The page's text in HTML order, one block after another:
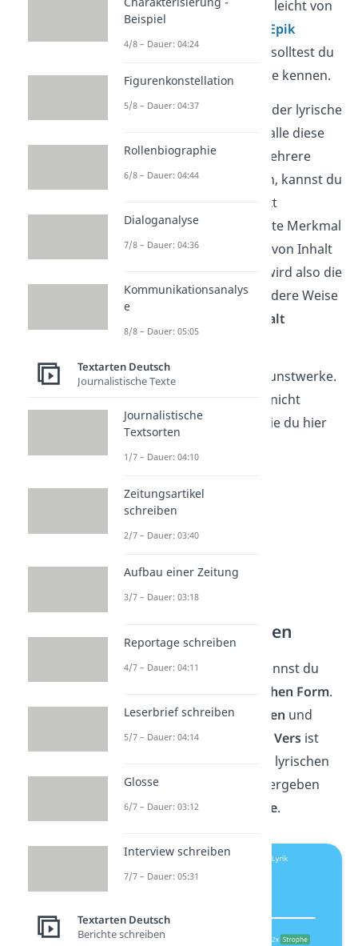
Damit du die Lyrik ganz leicht von
derDramatik
Epik
unterscheiden kannst, solltest du
ihre typischen Merkmale kennen.
Allerdings weist nicht jeder lyrische
Text, der dir begegnet, alle diese
Merkmale auf. Wenn mehrere
Eigenschaften zutreffen, kannst du
von einem lyrischen Text
ausgehen. Das wichtigste Merkmal
ist dasZusammenspiel
von Inhalt
und Form. In der Lyrik wird also die
Spracheauf eine besondere Weise
Inhalt
auszudrücken
Merke: Gedichte sind Kunstwerke.
Deshalb halten sie sich nicht
immer an alle Regeln, die du hier
Verse und Strophen
Viele lyrische Texte erkennst du
äußerlichen Form.
Denn sie sind inStrophen und
Versenangeordnet. Ein Versist
eine Zeile innerhalb des lyrischen
Textes. Mehrere Zeilen ergeben
zusammen eine
Strophe.
Beispiel
4/8 – Dauer: 04:24
Figurenkonstellation
5/8 – Dauer: 04:37
Rollenbiographie
6/8 – Dauer: 04:44
Dialoganalyse
7/8 – Dauer: 04:36
Kommunikationsanalys
e
8/8 – Dauer: 05:05
Textarten Deutsch
Journalistische Texte
Journalistische
Textsorten
1/7 – Dauer: 04:10
Zeitungsartikel
schreiben
2/7 – Dauer: 03:40
Aufbau einer Zeitung
3/7 – Dauer: 03:18
Reportage schreiben
4/7 – Dauer: 04:11
Leserbrief schreiben
5/7 – Dauer: 04:14
Glosse
6/7 – Dauer: 03:12
Interview schreiben
7/7 – Dauer: 05:31
Textarten Deutsch
Berichte schreiben